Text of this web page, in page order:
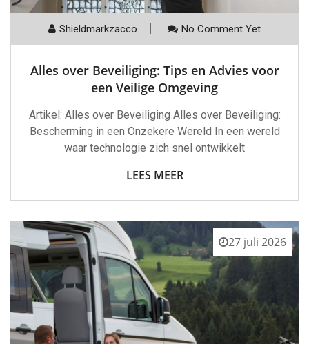
Shieldmarkzacco No Comment Yet
Alles over Beveiliging: Tips en Advies voor
een Veilige Omgeving
Artikel: Alles over Beveiliging Alles over Beveiliging:
Bescherming in een Onzekere Wereld In een wereld
waar technologie zich snel ontwikkelt
LEES MEER
27 juli 2026